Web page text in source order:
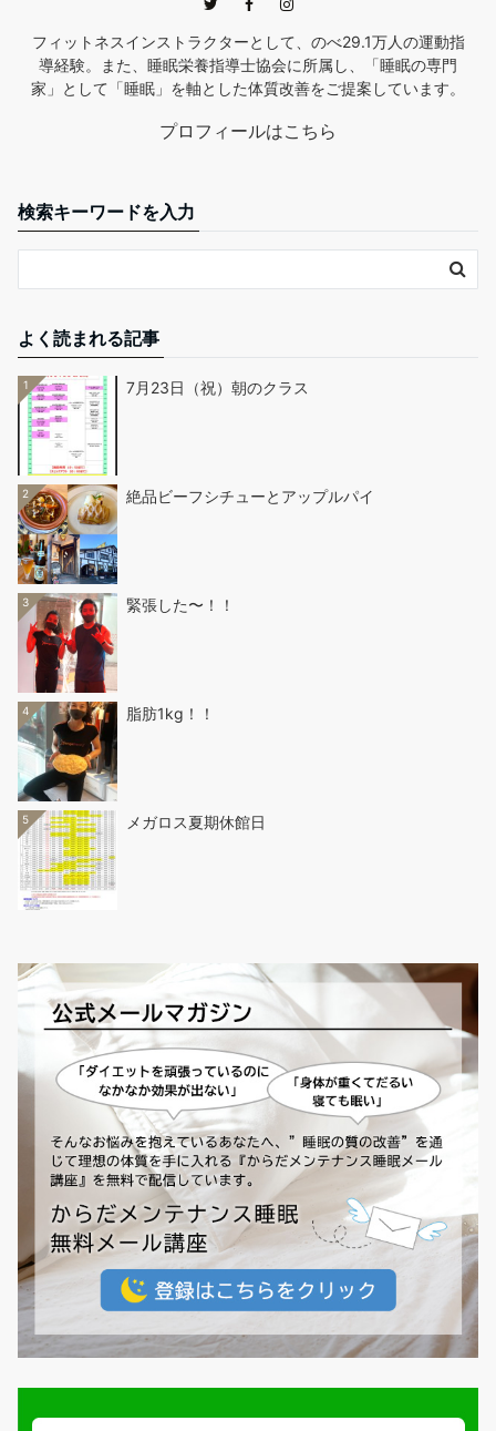
フィットネスインストラクターとして、のべ29.1万人の運動指
導経験。また、睡眠栄養指導士協会に所属し、「睡眠の専門
家」として「睡眠」を軸とした体質改善をご提案しています。
プロフィールはこちら
検索キーワードを入力
よく読まれる記事
1 7月23日（祝）朝のクラス
2 絶品ビーフシチューとアップルパイ
3 緊張した〜！！
4 脂肪1kg！！
5 メガロス夏期休館日